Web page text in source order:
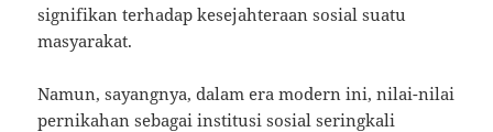
signifikan terhadap kesejahteraan sosial suatu
masyarakat.
Namun, sayangnya, dalam era modern ini, nilai-nilai
pernikahan sebagai institusi sosial seringkali